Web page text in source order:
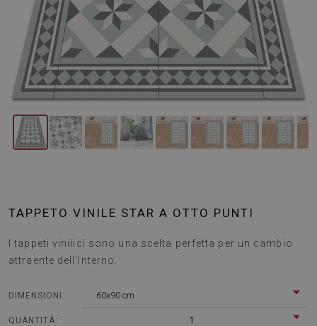
TAPPETO VINILE STAR A OTTO PUNTI
I tappeti vinilici sono una scelta perfetta per un cambio
attraente dell'Interno.
DIMENSIONI: 60x90 cm
QUANTITÀ: 1